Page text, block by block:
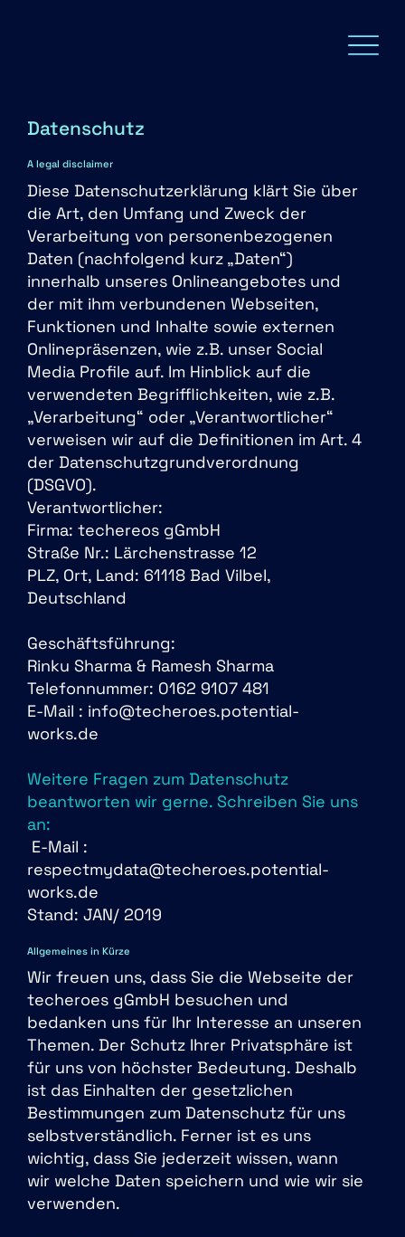
Datenschutz
A legal disclaimer
Diese Datenschutzerklärung klärt Sie über
die Art, den Umfang und Zweck der
Verarbeitung von personenbezogenen
Daten (nachfolgend kurz „Daten“)
innerhalb unseres Onlineangebotes und
der mit ihm verbundenen Webseiten,
Funktionen und Inhalte sowie externen
Onlinepräsenzen, wie z.B. unser Social
Media Profile auf. Im Hinblick auf die
verwendeten Begrifflichkeiten, wie z.B.
„Verarbeitung“ oder „Verantwortlicher“
verweisen wir auf die Definitionen im Art. 4
der Datenschutzgrundverordnung
(DSGVO).
Verantwortlicher:
Firma: techereos gGmbH
Straße Nr.: Lärchenstrasse 12
PLZ, Ort, Land: 61118 Bad Vilbel,
Deutschland
Geschäftsführung:
Rinku Sharma & Ramesh Sharma
Telefonnummer: 0162 9107 481
E-Mail : info@techeroes.potential-
works.de
Weitere Fragen zum Datenschutz
beantworten wir gerne. Schreiben Sie uns
an:
E-Mail :
respectmydata@techeroes.potential-
works.de
Stand: JAN/ 2019
Allgemeines in Kürze
Wir freuen uns, dass Sie die Webseite der
techeroes gGmbH besuchen und
bedanken uns für Ihr Interesse an unseren
Themen. Der Schutz Ihrer Privatsphäre ist
für uns von höchster Bedeutung. Deshalb
ist das Einhalten der gesetzlichen
Bestimmungen zum Datenschutz für uns
selbstverständlich. Ferner ist es uns
wichtig, dass Sie jederzeit wissen, wann
wir welche Daten speichern und wie wir sie
verwenden.